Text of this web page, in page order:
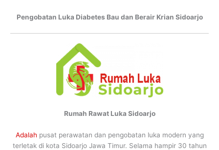
Pengobatan Luka Diabetes Bau dan Berair Krian Sidoarjo
Rumah Rawat Luka Sidoarjo
Adalah pusat perawatan dan pengobatan luka modern yang
terletak di kota Sidoarjo Jawa Timur. Selama hampir 30 tahun